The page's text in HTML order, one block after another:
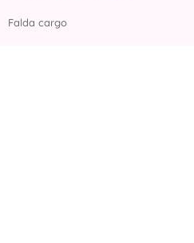
Falda cargo